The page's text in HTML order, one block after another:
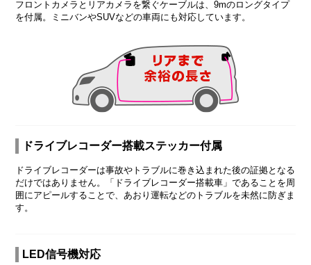
フロントカメラとリアカメラを繋ぐケーブルは、9mのロングタイプ
を付属。ミニバンやSUVなどの車両にも対応しています。
ドライブレコーダー搭載ステッカー付属
ドライブレコーダーは事故やトラブルに巻き込まれた後の証拠となる
だけではありません。「ドライブレコーダー搭載車」であることを周
囲にアピールすることで、あおり運転などのトラブルを未然に防ぎま
す。
LED信号機対応